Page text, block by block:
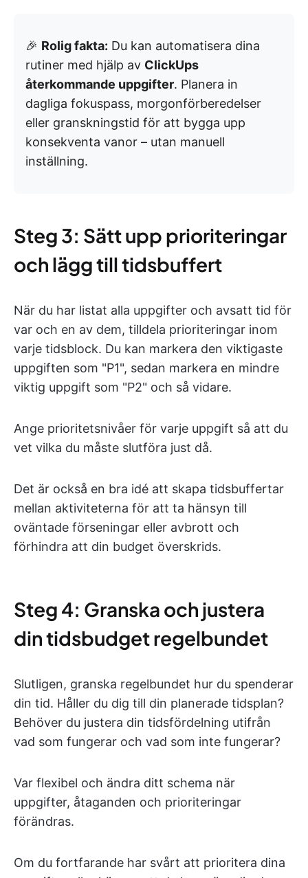
🎉 Rolig fakta: Du kan automatisera dina
rutiner med hjälp av ClickUps
återkommande uppgifter. Planera in
dagliga fokuspass, morgonförberedelser
eller granskningstid för att bygga upp
konsekventa vanor – utan manuell
inställning.
Steg 3: Sätt upp prioriteringar
och lägg till tidsbuffert
När du har listat alla uppgifter och avsatt tid för
var och en av dem, tilldela prioriteringar inom
varje tidsblock. Du kan markera den viktigaste
uppgiften som "P1", sedan markera en mindre
viktig uppgift som "P2" och så vidare.
Ange prioritetsnivåer för varje uppgift så att du
vet vilka du måste slutföra just då.
Det är också en bra idé att skapa tidsbuffertar
mellan aktiviteterna för att ta hänsyn till
oväntade förseningar eller avbrott och
förhindra att din budget överskrids.
Steg 4: Granska och justera
din tidsbudget regelbundet
Slutligen, granska regelbundet hur du spenderar
din tid. Håller du dig till din planerade tidsplan?
Behöver du justera din tidsfördelning utifrån
vad som fungerar och vad som inte fungerar?
Var flexibel och ändra ditt schema när
uppgifter, åtaganden och prioriteringar
förändras.
Om du fortfarande har svårt att prioritera dina